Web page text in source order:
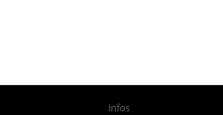
Infos